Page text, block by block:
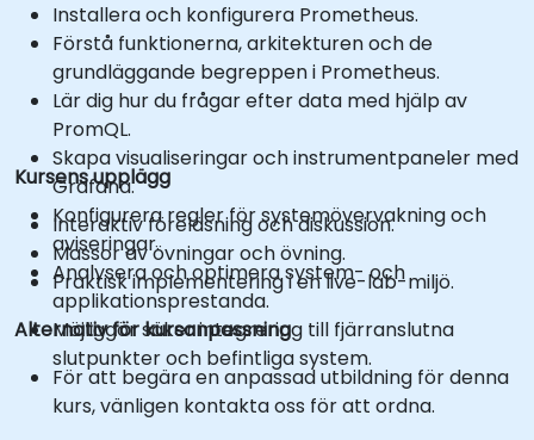
Installera och konfigurera Prometheus.
Förstå funktionerna, arkitekturen och de
grundläggande begreppen i Prometheus.
Lär dig hur du frågar efter data med hjälp av
PromQL.
Skapa visualiseringar och instrumentpaneler med
Grafana.
Konfigurera regler för systemövervakning och
aviseringar.
Analysera och optimera system- och
applikationsprestanda.
Möjliggör säker integrering till fjärranslutna
slutpunkter och befintliga system.
Kursens upplägg
Interaktiv föreläsning och diskussion.
Massor av övningar och övning.
Praktisk implementering i en live-lab-miljö.
Alternativ för kursanpassning
För att begära en anpassad utbildning för denna
kurs, vänligen kontakta oss för att ordna.